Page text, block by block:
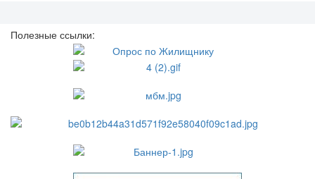
Полезные ссылки: